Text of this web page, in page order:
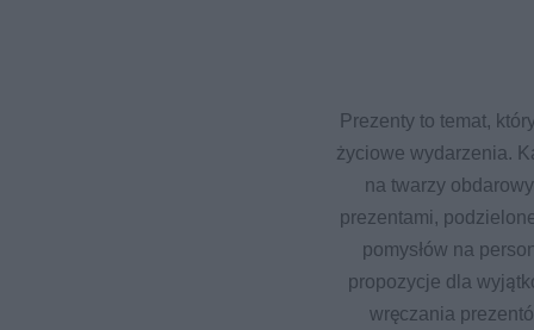
Prezenty to temat,
życiowe wydarzenia.
na twarzy
prezentami,
pomysłów na
propozycje dla
wręczania